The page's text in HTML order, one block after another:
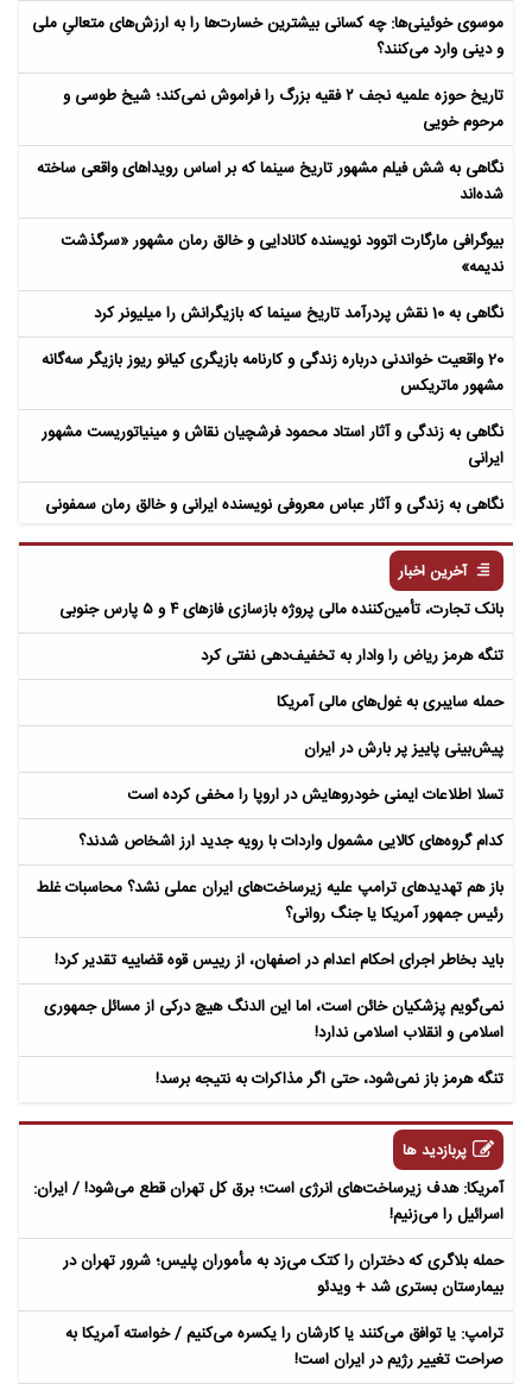
موسوی خوئینی‌ها: چه کسانی بیشترین خسارت‌ها را به ارزش‌های متعالیِ ملی
و دینی وارد می‌کنند؟
تاریخ حوزه علمیه نجف ۲ فقیه بزرگ را فراموش نمی‌کند؛ شیخ طوسی و
مرحوم خویی
نگاهی به شش فیلم مشهور تاریخ سینما که بر اساس رویداهای واقعی ساخته
شده‌اند
بیوگرافی مارگارت اتوود نویسنده کانادایی و خالق رمان مشهور «سرگذشت
ندیمه»
نگاهی به 10 نقش پردرآمد تاریخ سینما که بازیگرانش را میلیونر کرد
20 واقعیت خواندنی درباره زندگی و کارنامه بازیگری کیانو ریوز بازیگر سه‌گانه
مشهور ماتریکس
نگاهی به زندگی و آثار استاد محمود فرشچیان نقاش و مینیاتوریست مشهور
ایرانی
نگاهی به زندگی و آثار عباس معروفی نویسنده ایرانی و خالق رمان سمفونی
آخرین اخبار
بانک تجارت، تأمین‌کننده مالی پروژه بازسازی فازهای ۴ و ۵ پارس جنوبی
تنگه هرمز ریاض را وادار به تخفیف‌دهی نفتی کرد
حمله سایبری به غول‌های مالی آمریکا
پیش‌بینی پاییز پر بارش در ایران
تسلا اطلاعات ایمنی خودروهایش در اروپا را مخفی کرده است
کدام گروه‌های کالایی مشمول واردات با رویه جدید ارز اشخاص شدند؟
باز هم تهدیدهای ترامپ علیه زیرساخت‌های ایران عملی نشد؟ محاسبات غلط
رئیس جمهور آمریکا یا جنگ روانی؟
باید بخاطر اجرای احکام اعدام در اصفهان، از رییس قوه قضاییه تقدیر کرد!
نمی‌گویم پزشکیان خائن است، اما این الدنگ هیچ درکی از مسائل جمهوری
اسلامی و انقلاب اسلامی ندارد!
تنگه هرمز باز نمی‌شود، حتی اگر مذاکرات به نتیجه برسد!
پربازدید ها
آمریکا: هدف زیرساخت‌های انرژی است؛ برق کل تهران قطع می‌شود! / ایران:
اسرائیل را می‌زنیم!
حمله بلاگری که دختران را کتک می‌زد به مأموران پلیس؛ شرور تهران در
بیمارستان بستری شد + ویدئو
ترامپ: یا توافق می‌کنند یا کارشان را یکسره می‌کنیم / خواسته آمریکا به
صراحت تغییر رژیم در ایران است!